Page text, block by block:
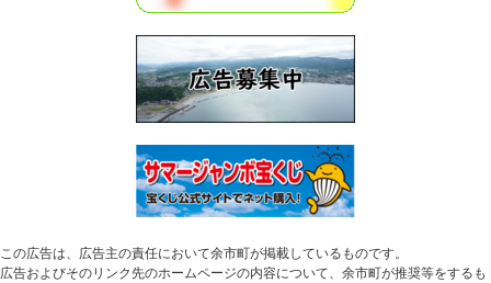
この広告は、広告主の責任において余市町が掲載しているものです。
広告およびそのリンク先のホームページの内容について、余市町が推奨等をするも